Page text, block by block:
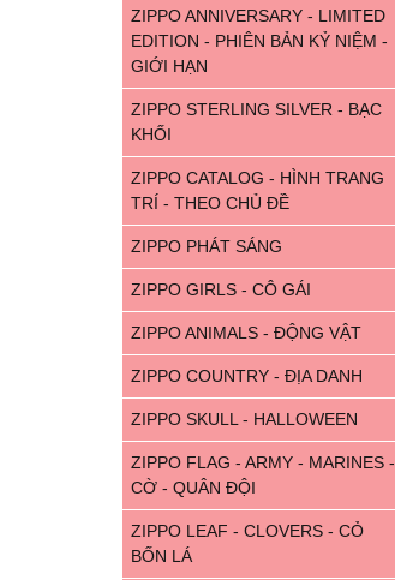
ZIPPO ANNIVERSARY - LIMITED
EDITION - PHIÊN BẢN KỶ NIỆM -
GIỚI HẠN
ZIPPO STERLING SILVER - BẠC
KHỐI
ZIPPO CATALOG - HÌNH TRANG
TRÍ - THEO CHỦ ĐỀ
ZIPPO PHÁT SÁNG
ZIPPO GIRLS - CÔ GÁI
ZIPPO ANIMALS - ĐỘNG VẬT
ZIPPO COUNTRY - ĐỊA DANH
ZIPPO SKULL - HALLOWEEN
ZIPPO FLAG - ARMY - MARINES -
CỜ - QUÂN ĐỘI
ZIPPO LEAF - CLOVERS - CỎ
BỐN LÁ